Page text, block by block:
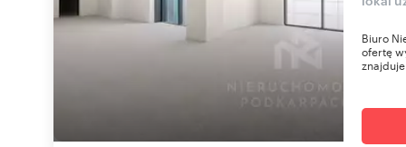
Biuro
ofertę